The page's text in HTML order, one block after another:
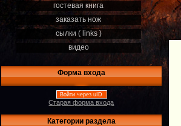
гостевая книга
заказать нож
сылки ( links )
видео
Форма входа
Войти через uID
Старая форма входа
Категории раздела